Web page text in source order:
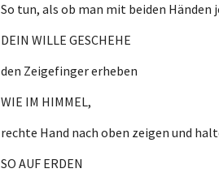
So tun, als ob man mit beiden
DEIN WILLE GESCHEHE
den Zeigefinger erheben
WIE IM HIMMEL,
rechte Hand nach oben zeigen und
SO AUF ERDEN